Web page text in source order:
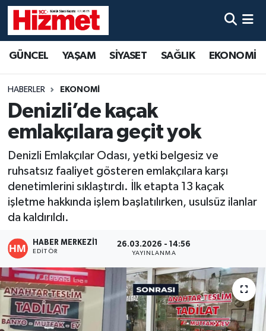
GÜNCEL YAŞAM SİYASET SAĞLIK EKONOMİ
HABERLER EKONOMİ
Denizli’de kaçak
emlakçılara geçit yok
Denizli Emlakçılar Odası, yetki belgesiz ve
ruhsatsız faaliyet gösteren emlakçılara karşı
denetimlerini sıklaştırdı. İlk etapta 13 kaçak
işletme hakkında işlem başlatılırken, usulsüz ilanlar
da kaldırıldı.
HABER MERKEZI1
EDITÖR
26.03.2026 - 14:56
YAYINLANMA
YAŞAM
SİYASET
SAĞLIK
EKONOMİ
KÜLTÜR SANAT
ÖZEL HABER
DTO
Denizli Hava Durumu
Denizli Trafik Yoğunluk Haritası
Süper Lig Puan Durumu ve Fikstür
Tüm Manşetler
Son Dakika Haberleri